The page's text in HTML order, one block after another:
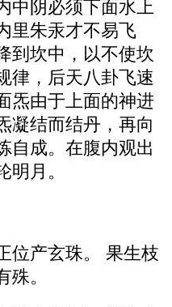
中阴必须下面水上
里朱汞才不易飞
到坎中，以不使坎
律，后天八卦飞速
炁由于上面的神进
凝结而结丹，再向
自成。在腹内观出
明月。
位产玄珠。 果生枝
殊。